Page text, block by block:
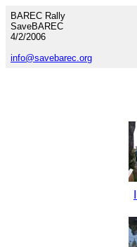
BAREC Rally
SaveBAREC
4/2/2006
info@savebarec.org